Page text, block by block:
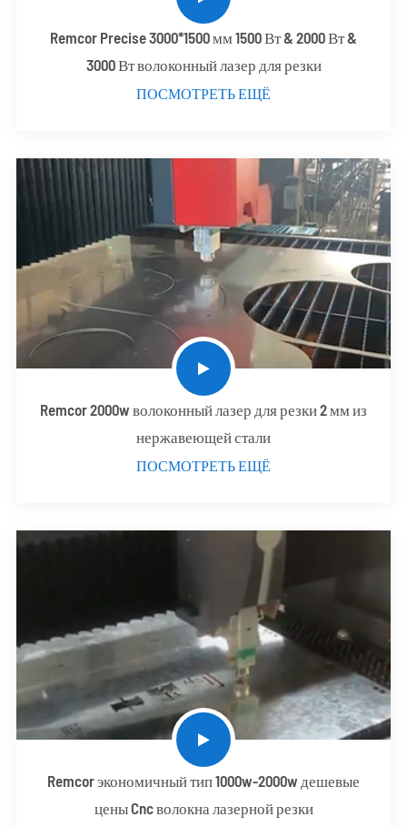
Remcor Precise 3000*1500 мм 1500 Вт & 2000 Вт &
3000 Вт волоконный лазер для резки
ПОСМОТРЕТЬ ЕЩЁ
Remcor 2000w волоконный лазер для резки 2 мм из
нержавеющей стали
ПОСМОТРЕТЬ ЕЩЁ
Remcor экономичный тип 1000w-2000w дешевые
цены Cnc волокна лазерной резки